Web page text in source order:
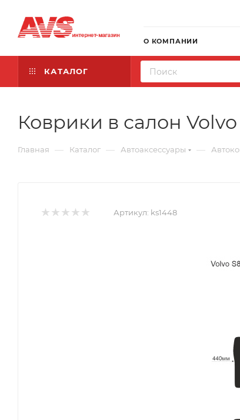
О КОМПАНИИ
КАТАЛОГ
Коврики в салон
Главная — Каталог — Автоаксессуары —
Артикул: ks1448